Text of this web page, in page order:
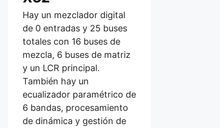
Hay un mezclador digital
de 0 entradas y 25 buses
totales con 16 buses de
mezcla, 6 buses de matriz
y un LCR principal.
También hay un
ecualizador paramétrico de
6 bandas, procesamiento
de dinámica y gestión de